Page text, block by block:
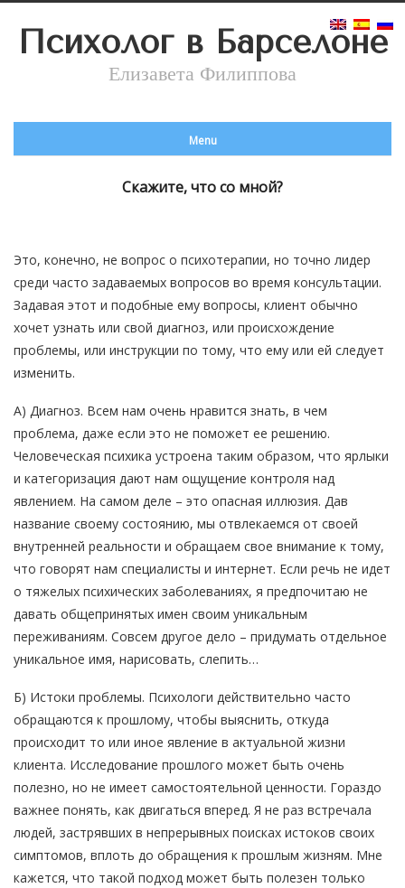
Психолог в Барселоне
Елизавета Филиппова
Menu
Скажите, что со мной?
Это, конечно, не вопрос о психотерапии, но точно лидер
среди часто задаваемых вопросов во время консультации.
Задавая этот и подобные ему вопросы, клиент обычно
хочет узнать или свой диагноз, или происхождение
проблемы, или инструкции по тому, что ему или ей следует
изменить.
А) Диагноз. Всем нам очень нравится знать, в чем
проблема, даже если это не поможет ее решению.
Человеческая психика устроена таким образом, что ярлыки
и категоризация дают нам ощущение контроля над
явлением. На самом деле – это опасная иллюзия. Дав
название своему состоянию, мы отвлекаемся от своей
внутренней реальности и обращаем свое внимание к тому,
что говорят нам специалисты и интернет. Если речь не идет
о тяжелых психических заболеваниях, я предпочитаю не
давать общепринятых имен своим уникальным
переживаниям. Совсем другое дело – придумать отдельное
уникальное имя, нарисовать, слепить…
Б) Истоки проблемы. Психологи действительно часто
обращаются к прошлому, чтобы выяснить, откуда
происходит то или иное явление в актуальной жизни
клиента. Исследование прошлого может быть очень
полезно, но не имеет самостоятельной ценности. Гораздо
важнее понять, как двигаться вперед. Я не раз встречала
людей, застрявших в непрерывных поисках истоков своих
симптомов, вплоть до обращения к прошлым жизням. Мне
кажется, что такой подход может быть полезен только